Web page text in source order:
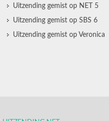
Uitzending gemist op NET 5
Uitzending gemist op SBS 6
Uitzending gemist op Veronica